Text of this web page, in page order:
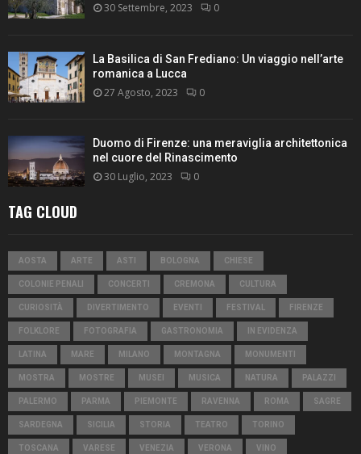
30 Settembre, 2023 0
La Basilica di San Frediano: Un viaggio nell’arte
romanica a Lucca
27 Agosto, 2023 0
Duomo di Firenze: una meraviglia architettonica
nel cuore del Rinascimento
30 Luglio, 2023 0
TAG CLOUD
AOSTA ARTE ASTI BOLOGNA CHIESE
COLONIE PENALI CONCERTI CREMONA CULTURA
CURIOSITÀ DIVERTIMENTO EVENTI FESTIVAL FIRENZE
FOLKLORE FOTOGRAFIA GASTRONOMIA IN EVIDENZA
LATINA MARE MILANO MONTAGNA MONUMENTI
MOSTRA MOSTRE MUSEI MUSICA NATURA PALAZZI
PALERMO PARMA PIEMONTE RAVENNA ROMA SAGRE
SARDEGNA SICILIA STORIA TEATRO TORINO
TOSCANA VARESE VENEZIA VERONA VINO